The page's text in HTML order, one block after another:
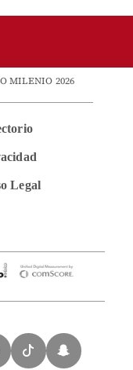
MILENIO 2026
Legal